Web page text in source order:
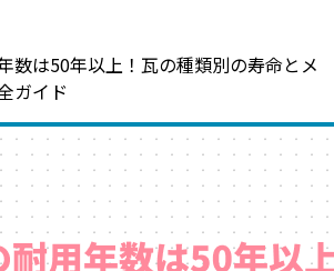
数は50年以上！瓦の種類別の寿命とメ
ガイド